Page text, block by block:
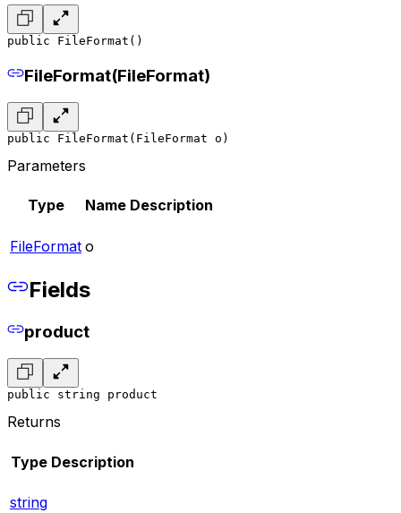
public FileFormat()
FileFormat(FileFormat)
public FileFormat(FileFormat o)
Parameters
Type Name Description
FileFormat o
Fields
product
public string product
Returns
Type Description
string